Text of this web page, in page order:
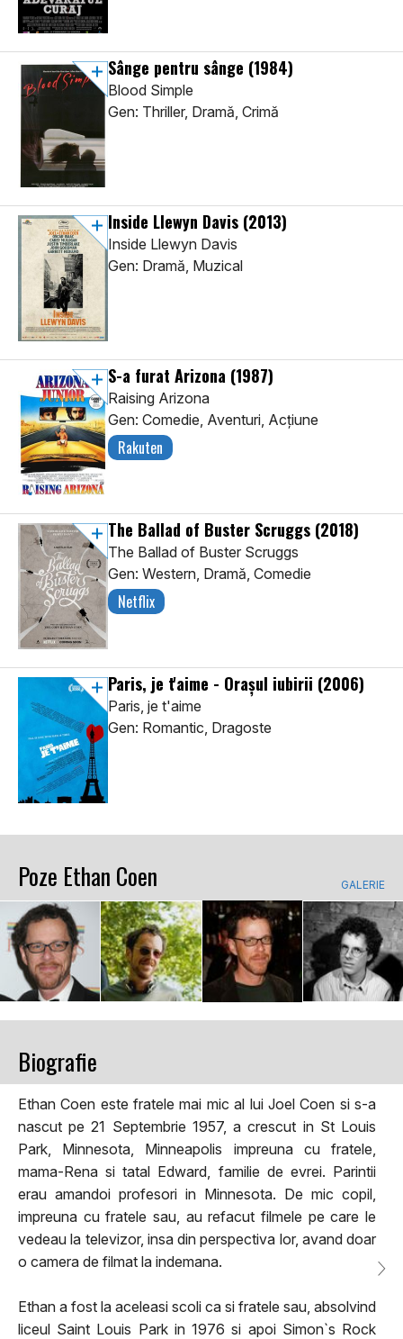
Sânge pentru sânge (1984)
Blood Simple
Gen: Thriller, Dramă, Crimă
Inside Llewyn Davis (2013)
Inside Llewyn Davis
Gen: Dramă, Muzical
S-a furat Arizona (1987)
Raising Arizona
Gen: Comedie, Aventuri, Acţiune
Rakuten
The Ballad of Buster Scruggs (2018)
The Ballad of Buster Scruggs
Gen: Western, Dramă, Comedie
Netflix
Paris, je t'aime - Orașul iubirii (2006)
Paris, je t'aime
Gen: Romantic, Dragoste
Poze Ethan Coen GALERIE
Biografie
Ethan Coen este fratele mai mic al lui Joel Coen si s-a
nascut pe 21 Septembrie 1957, a crescut in St Louis
Park, Minnesota, Minneapolis impreuna cu fratele,
mama-Rena si tatal Edward, familie de evrei. Parintii
erau amandoi profesori in Minnesota. De mic copil,
impreuna cu fratele sau, au refacut filmele pe care le
vedeau la televizor, insa din perspectiva lor, avand doar
o camera de filmat la indemana.
Ethan a fost la aceleasi scoli ca si fratele sau, absolvind
liceul Saint Louis Park in 1976 si apoi Simon`s Rock